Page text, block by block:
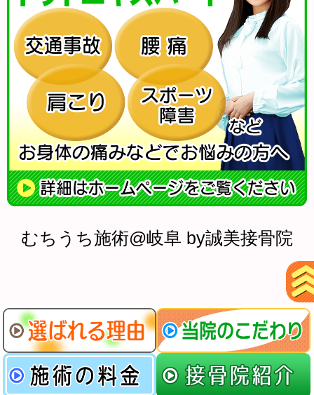
むちうち施術@岐阜 by誠美接骨院